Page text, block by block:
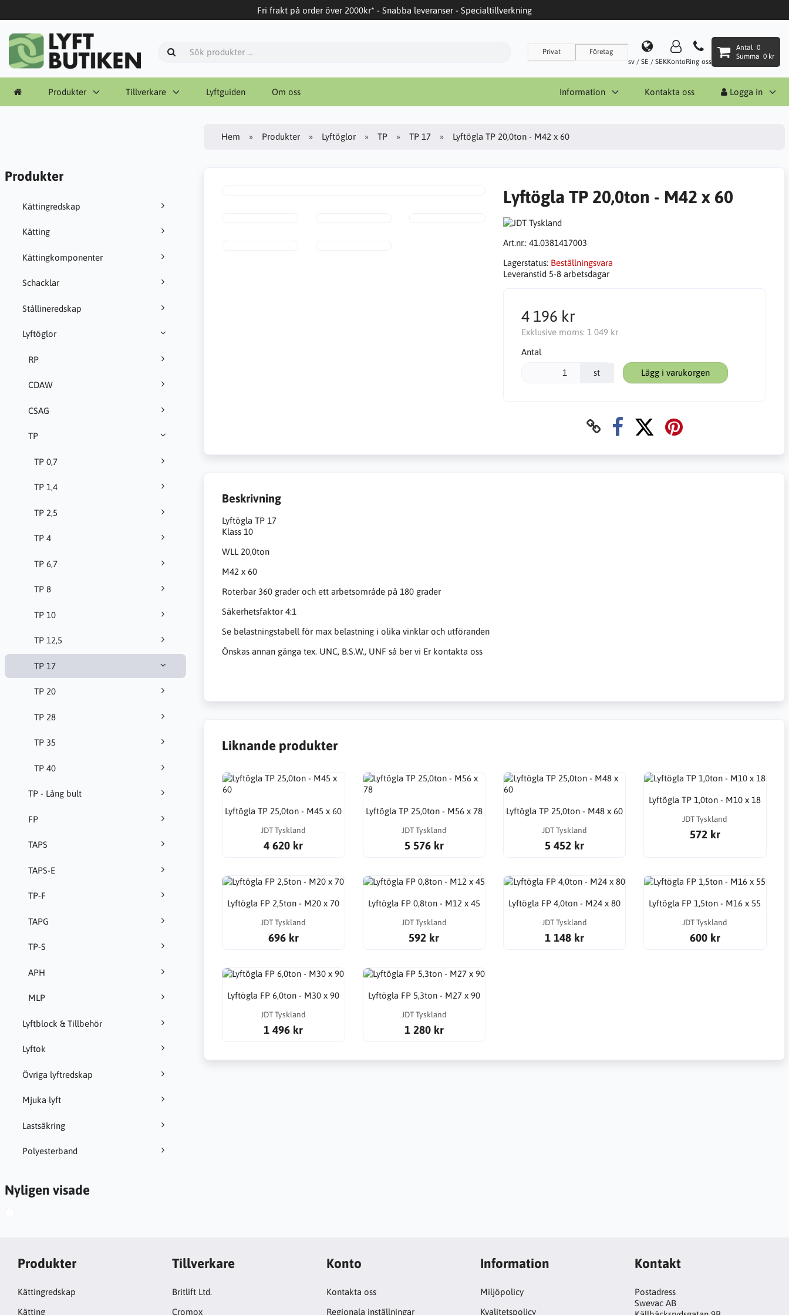
Fri frakt på order över 2000kr* - Snabba leveranser - Specialtillverkning
Privat
Företag
sv / SE / SEKKontoRing oss
Antal 0
Summa 0 kr
Produkter Tillverkare Lyftguiden Om oss Information Kontakta oss Logga in
Produkter
Kättingredskap
Kätting
Kättingkomponenter
Schacklar
Stållineredskap
Lyftöglor
RP
CDAW
CSAG
TP
TP 0,7
TP 1,4
TP 2,5
TP 4
TP 6,7
TP 8
TP 10
TP 12,5
TP 17
TP 20
TP 28
TP 35
TP 40
TP - Lång bult
FP
TAPS
TAPS-E
TP-F
TAPG
TP-S
APH
MLP
Lyftblock & Tillbehör
Lyftok
Övriga lyftredskap
Mjuka lyft
Lastsäkring
Polyesterband
Nyligen visade
Hem Produkter Lyftöglor TP TP 17 Lyftögla TP 20,0ton - M42 x 60
Lyftögla TP 20,0ton - M42 x 60
Art.nr.: 41.0381417003
Lagerstatus: Beställningsvara
Leveranstid 5-8 arbetsdagar
4 196 kr
Exklusive moms: 1 049 kr
Antal
st Lägg i varukorgen
Beskrivning
Lyftögla TP 17
Klass 10
WLL 20,0ton
M42 x 60
Roterbar 360 grader och ett arbetsområde på 180 grader
Säkerhetsfaktor 4:1
Se belastningstabell för max belastning i olika vinklar och utföranden
Önskas annan gänga tex. UNC, B.S.W., UNF så ber vi Er kontakta oss
Liknande produkter
Lyftögla TP 25,0ton - M45 x 60
JDT Tyskland
4 620 kr
Lyftögla TP 25,0ton - M56 x 78
JDT Tyskland
5 576 kr
Lyftögla TP 25,0ton - M48 x 60
JDT Tyskland
5 452 kr
Lyftögla TP 1,0ton - M10 x 18
JDT Tyskland
572 kr
Lyftögla FP 2,5ton - M20 x 70
JDT Tyskland
696 kr
Lyftögla FP 0,8ton - M12 x 45
JDT Tyskland
592 kr
Lyftögla FP 4,0ton - M24 x 80
JDT Tyskland
1 148 kr
Lyftögla FP 1,5ton - M16 x 55
JDT Tyskland
600 kr
Lyftögla FP 6,0ton - M30 x 90
JDT Tyskland
1 496 kr
Lyftögla FP 5,3ton - M27 x 90
JDT Tyskland
1 280 kr
Produkter
Kättingredskap
Kätting
Tillverkare
Britlift Ltd.
Cromox
Konto
Kontakta oss
Regionala inställningar
Information
Miljöpolicy
Kvalitetspolicy
Kontakt
Postadress
Swevac AB